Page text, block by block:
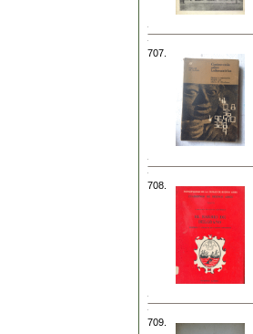
707.
708.
709.